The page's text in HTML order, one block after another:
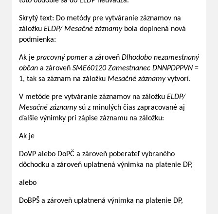
Skrytý text: Do metódy pre vytváranie záznamov na
záložku ELDP/ Mesačné záznamy bola doplnená nová
podmienka:
Ak je pracovný pomera zároveň Dlhodobo nezamestnaný
občan a zároveň SME60120 Zamestnanec DNNPDPPVN =
1, tak sa záznam na záložku Mesačné záznamyvytvorí.
V metóde pre vytváranie záznamov na záložku ELDP/
Mesačné záznamysú z minulých čias zapracované aj
ďalšie výnimky pri zápise záznamu na záložku:
Ak je
DoVP alebo DoPČ a zároveň poberateľ vybraného
dôchodku a zároveň uplatnená výnimka na platenie DP,
alebo
DoBPŠ a zároveň uplatnená výnimka na platenie DP,